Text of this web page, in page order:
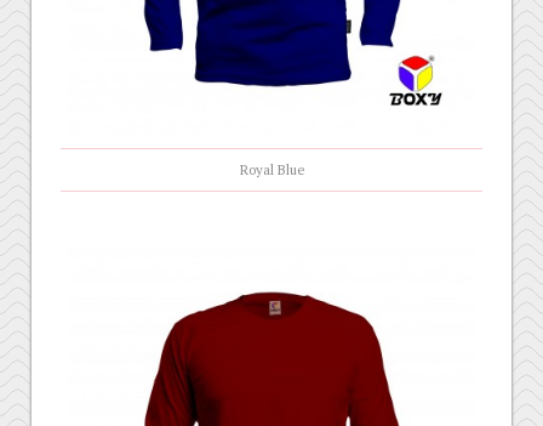
Royal Blue